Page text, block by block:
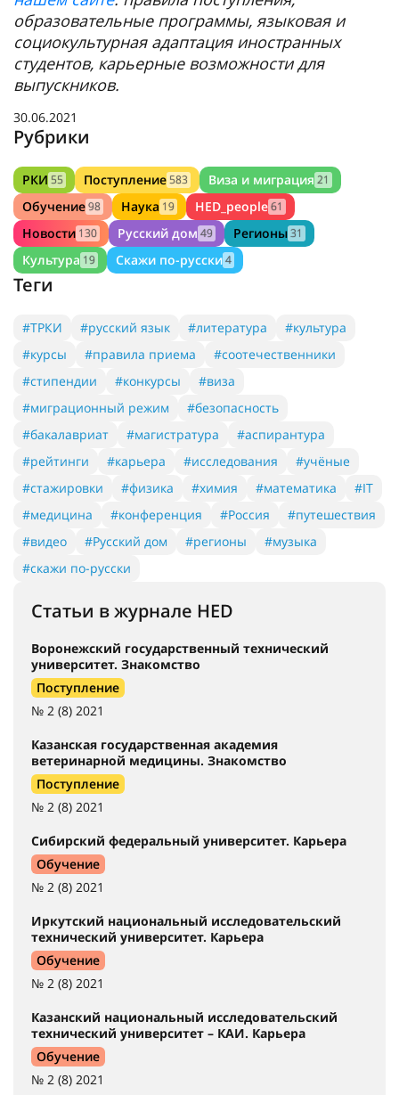
образовательные программы, языковая и
социокультурная адаптация иностранных
студентов, карьерные возможности для
выпускников.
30.06.2021
Рубрики
РКИ 55 Поступление583 Виза и миграция 21
Обучение98 Наука 19 HED_people61
Новости 130 Русский дом 49 Регионы31
Культура 19 Скажи по-русски4
Теги
#ТРКИ #русский язык #литература
#культура
#курсы
#правила приема
#соотечественники
#стипендии
#конкурсы
#виза
#миграционный режим
#безопасность
#бакалавриат
#магистратура
#аспирантура
#рейтинги
#карьера #исследования
#учёные
#стажировки
#физика #химия #математика
#IT
#медицина
#конференция #Россия
#путешествия
#видео
#Русский дом #регионы
#музыка
#скажи по-русски
Статьи в журнале HED
Воронежский государственный технический
университет. Знакомство
Поступление
№ 2 (8) 2021
Казанская государственная академия
ветеринарной медицины. Знакомство
Поступление
№ 2 (8) 2021
Сибирский федеральный университет. Карьера
Обучение
№ 2 (8) 2021
Иркутский национальный исследовательский
технический университет. Карьера
Обучение
№ 2 (8) 2021
Казанский национальный исследовательский
технический университет – КАИ. Карьера
Обучение
№ 2 (8) 2021